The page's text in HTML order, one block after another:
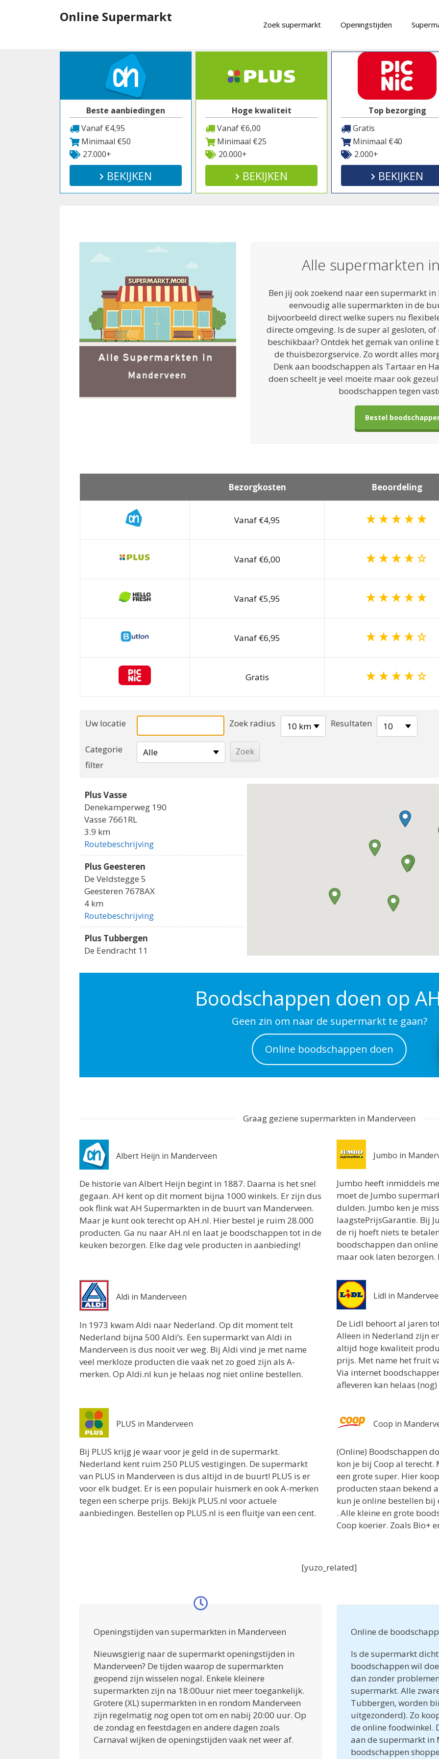
Online Supermarkt Zoek supermarkt Openingstijden
Beste aanbiedingen
Vanaf €4,95
Minimaal €50
27.000+
BEKIJKEN
Hoge kwaliteit
Vanaf €6,00
Minimaal €25
20.000+
BEKIJKEN
Top bezorging
Gratis
Minimaal €40
2.000+
BEKIJKEN
Alle supermarkten
Ben jij ook zoekend naar een supermarkt
eenvoudig alle supermarkten in de
bijvoorbeeld direct welke supers nu
directe omgeving. Is de super al gesloten,
beschikbaar? Ontdek het gemak van online
de thuisbezorgservice. Zo wordt alles
Denk aan boodschappen als Tartaar en
doen scheelt je veel moeite maar ook
boodschappen tegen
Bestel
Bezorgkosten Beoordeling
Vanaf €4,95
Vanaf €6,00
Vanaf €5,95
Vanaf €6,95
Gratis
Uw locatie Zoek radius 10 km Resultaten 10
Categorie
filter
Alle
Plus Vasse
Denekamperweg 190
Vasse 7661RL
3.9 km
Routebeschrijving
Plus Geesteren
De Veldstegge 5
Geesteren 7678AX
4 km
Routebeschrijving
Plus Tubbergen
De Eendracht 11
4.2 km
Lidl Ootmarsum
De Meierij 6
9 km
Routebeschrijving
Albert Heijn Ootmarsum
Denekamperstraat 5
Ootmarsum 7631AA
Albert heijn Almelo
Binnenhof 33
Almelo 7608KH
10 km
Routebeschrijving
Boodschappen doen op
Geen zin om naar de supermarkt te gaan?
Online boodschappen doen
Graag geziene supermarkten in Manderveen
Albert Heijn in Manderveen
De historie van Albert Heijn begint in 1887. Daarna is het snel
gegaan. AH kent op dit moment bijna 1000 winkels. Er zijn dus
ook flink wat AH Supermarkten in de buurt van Manderveen.
Maar je kunt ook terecht op AH.nl. Hier bestel je ruim 28.000
producten. Ga nu naar AH.nl en laat je boodschappen tot in de
keuken bezorgen. Elke dag vele producten in aanbieding!
Jumbo in
Jumbo heeft inmiddels
moet de Jumbo
dulden. Jumbo ken je
laagstePrijsGarantie. Bij
de rij hoeft niets te
boodschappen dan
maar ook laten bezorgen.
Aldi in Manderveen
In 1973 kwam Aldi naar Nederland. Op dit moment telt
Nederland bijna 500 Aldi’s. Een supermarkt van Aldi in
Manderveen is dus nooit ver weg. Bij Aldi vind je met name
veel merkloze producten die vaak net zo goed zijn als A-
merken. Op Aldi.nl kun je helaas nog niet online bestellen.
Lidl in
De Lidl behoort al jaren
Alleen in Nederland zijn
altijd hoge kwaliteit
prijs. Met name het fruit
Via internet
afleveren kan helaas
PLUS in Manderveen
Bij PLUS krijg je waar voor je geld in de supermarkt.
Nederland kent ruim 250 PLUS vestigingen. De supermarkt
van PLUS in Manderveen is dus altijd in de buurt! PLUS is er
voor elk budget. Er is een populair huismerk en ook A-merken
tegen een scherpe prijs. Bekijk PLUS.nl voor actuele
aanbiedingen. Bestellen op PLUS.nl is een fluitje van een cent.
Coop in
(Online) Boodschappen
kon je bij Coop al terecht.
een grote super. Hier
producten staan bekend
kun je online bestellen
. Alle kleine en grote
Coop koerier. Zoals Bio+
[yuzo_related]
Openingstijden van supermarkten in Manderveen
Nieuwsgierig naar de supermarkt openingstijden in
Manderveen? De tijden waarop de supermarkten
geopend zijn wisselen nogal. Enkele kleinere
supermarkten zijn na 18:00uur niet meer toegankelijk.
Grotere (XL) supermarkten in en rondom Manderveen
zijn regelmatig nog open tot om en nabij 20:00 uur. Op
de zondag en feestdagen en andere dagen zoals
Carnaval wijken de openingstijden vaak net weer af.
Online de
Is de supermarkt
boodschappen wil
dan zonder
supermarkt. Alle
Tubbergen, worden
uitgezonderd). Zo
de online foodwinkel.
aan de supermarkt in
boodschappen